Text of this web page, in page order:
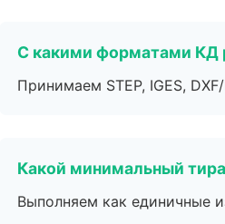
С какими форматами КД
Принимаем STEP, IGES,
Какой минимальный
Выполняем как единичные